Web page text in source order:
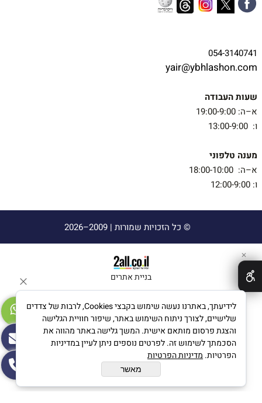
054-3140741
yair@ybhlashon.com
שעות העבודה
א–ה: 19:00-9:00
ו: 13:00-9:00
מענה טלפוני
א–ה: 18:00-10:00
ו: 12:00-9:00
© כל הזכויות שמורות |
בניית אתרים
✕
לידיעתך, באתרנו נעשה שימוש בקבצי Cookies, לרבות של צדדים
שלישיים, לצורך ניתוח השימוש באתר, שיפור חוויית הגלישה
והצגת פרסום מותאם אישית. המשך גלישה באתר מהווה את
הסכמתך לשימוש זה. לפרטים נוספים ניתן לעיין במדיניות
הפרטיות. מדיניות הפרטיות
מאשר